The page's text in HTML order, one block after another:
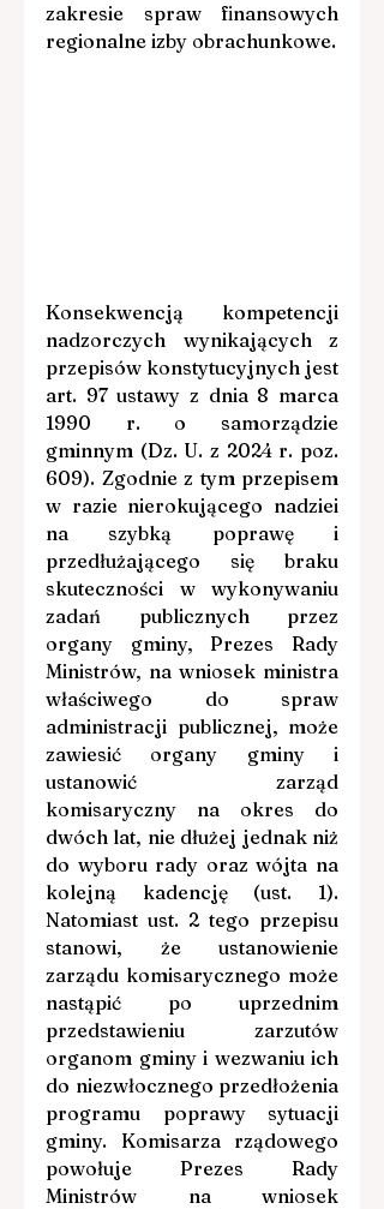
zakresie spraw finansowych
regionalne izby obrachunkowe.
Konsekwencją kompetencji
nadzorczych wynikających z
przepisów konstytucyjnych jest
art. 97 ustawy z dnia 8 marca
1990 r. o samorządzie
gminnym (Dz. U. z 2024 r. poz.
609). Zgodnie z tym przepisem
w razie nierokującego nadziei
na szybką poprawę i
przedłużającego się braku
skuteczności w wykonywaniu
zadań publicznych przez
organy gminy, Prezes Rady
Ministrów, na wniosek ministra
właściwego do spraw
administracji publicznej, może
zawiesić organy gminy i
ustanowić zarząd
komisaryczny na okres do
dwóch lat, nie dłużej jednak niż
do wyboru rady oraz wójta na
kolejną kadencję (ust. 1).
Natomiast ust. 2 tego przepisu
stanowi, że ustanowienie
zarządu komisarycznego może
nastąpić po uprzednim
przedstawieniu zarzutów
organom gminy i wezwaniu ich
do niezwłocznego przedłożenia
programu poprawy sytuacji
gminy. Komisarza rządowego
powołuje Prezes Rady
Ministrów na wniosek